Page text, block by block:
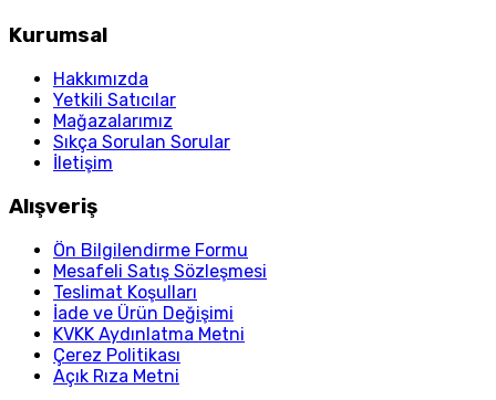
Kurumsal
Hakkımızda
Yetkili Satıcılar
Mağazalarımız
Sıkça Sorulan Sorular
İletişim
Alışveriş
Ön Bilgilendirme Formu
Mesafeli Satış Sözleşmesi
Teslimat Koşulları
İade ve Ürün Değişimi
KVKK Aydınlatma Metni
Çerez Politikası
Açık Rıza Metni